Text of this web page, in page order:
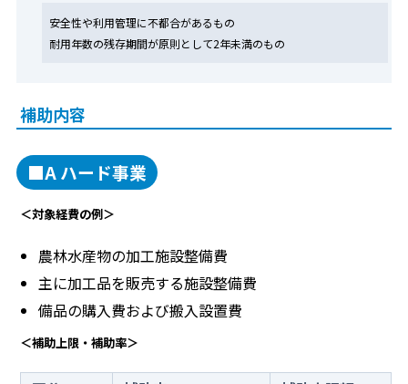
安全性や利用管理に不都合があるもの
耐用年数の残存期間が原則として2年未満のもの
補助内容
■A ハード事業
＜対象経費の例＞
農林水産物の加工施設整備費
主に加工品を販売する施設整備費
備品の購入費および搬入設置費
＜補助上限・補助率＞